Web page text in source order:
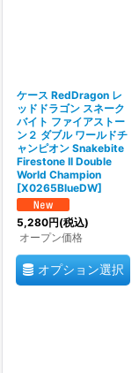
ケース RedDragon レ
ッドドラゴン スネーク
バイト ファイアストー
ン２ ダブル ワールドチ
ャンピオン Snakebite
Firestone II Double
World Champion
[X0265BlueDW]
5,280円(税込)
オープン価格
オプション選択